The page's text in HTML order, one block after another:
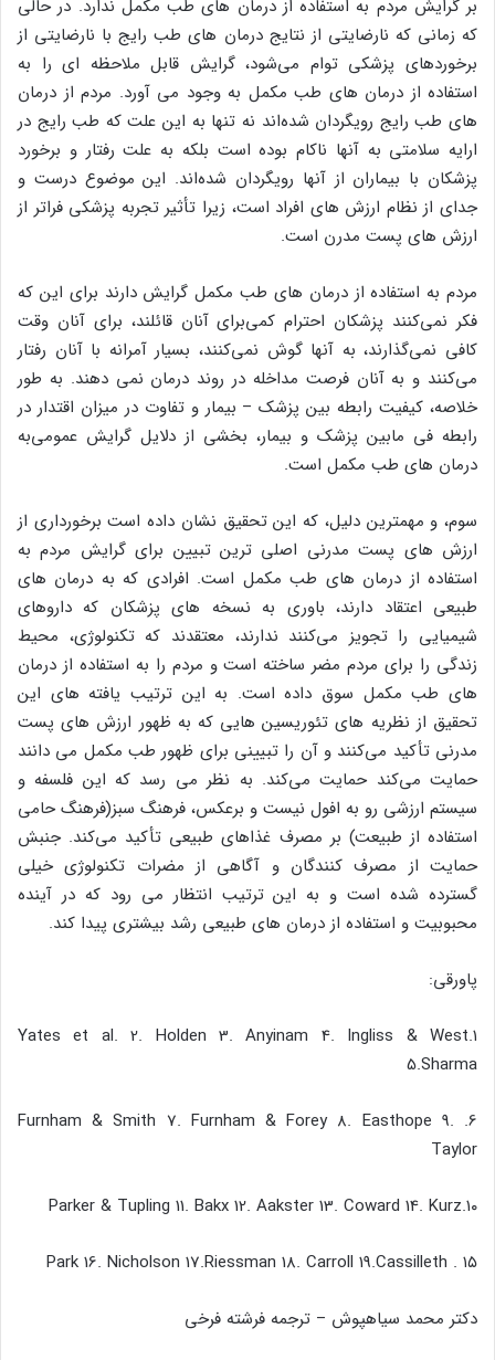
بر گرایش مردم به استفاده از درمان های طب مکمل ندارد. در حالی
که زمانی که نارضایتی از نتایج درمان های طب رایج با نارضایتی از
برخوردهای پزشکی توام می‌شود، گرایش قابل ملاحظه ای را به
استفاده از درمان های طب مکمل به وجود می آورد. مردم از درمان
های طب رایج رویگردان شده‌اند نه تنها به این علت که طب رایج در
ارایه سلامتی به آنها ناکام بوده است بلکه به علت رفتار و برخورد
پزشکان با بیماران از آنها رویگردان شده‌اند. این موضوع درست و
جدای از نظام ارزش های افراد است، زیرا تأثیر تجربه پزشکی فراتر از
ارزش های پست مدرن است.
مردم به استفاده از درمان های طب مکمل گرایش دارند برای این که
فکر نمی‌کنند پزشکان احترام کمی‌برای آنان قائلند، برای آنان وقت
کافی نمی‌گذارند، به آنها گوش نمی‌کنند، بسیار آمرانه با آنان رفتار
می‌کنند و به آنان فرصت مداخله در روند درمان نمی دهند. به طور
خلاصه، کیفیت رابطه بین پزشک – بیمار و تفاوت در میزان اقتدار در
رابطه فی مابین پزشک و بیمار، بخشی از دلایل گرایش عمومی‌به
درمان های طب مکمل است.
سوم، و مهمترین دلیل، که این تحقیق نشان داده است برخورداری از
ارزش های پست مدرنی اصلی ترین تبیین برای گرایش مردم به
استفاده از درمان های طب مکمل است. افرادی که به درمان های
طبیعی اعتقاد دارند، باوری به نسخه های پزشکان که داروهای
شیمیایی را تجویز می‌کنند ندارند، معتقدند که تکنولوژی، محیط
زندگی را برای مردم مضر ساخته است و مردم را به استفاده از درمان
های طب مکمل سوق داده است. به این ترتیب یافته های این
تحقیق از نظریه های تئوریسین هایی که به ظهور ارزش های پست
مدرنی تأکید می‌کنند و آن را تبیینی برای ظهور طب مکمل می دانند
حمایت می‌کند حمایت می‌کند. به نظر می رسد که این فلسفه و
سیستم ارزشی رو به افول نیست و برعکس، فرهنگ سبز(فرهنگ حامی
استفاده از طبیعت) بر مصرف غذاهای طبیعی تأکید می‌کند. جنبش
حمایت از مصرف کنندگان و آگاهی از مضرات تکنولوژی خیلی
گسترده شده است و به این ترتیب انتظار می رود که در آینده
محبوبیت و استفاده از درمان های طبیعی رشد بیشتری پیدا کند.
پاورقی:
۱.Yates et al. 2. Holden 3. Anyinam 4. Ingliss & West
5.Sharma
6. Furnham & Smith 7. Furnham & Forey 8. Easthope 9.
Taylor
۱۰.Parker & Tupling 11. Bakx 12. Aakster 13. Coward 14. Kurz
۱۵ . Park 16. Nicholson 17.Riessman 18. Carroll 19.Cassilleth
دکتر محمد سیاهپوش – ترجمه فرشته فرخی